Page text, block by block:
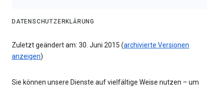
DATENSCHUTZERKLÄRUNG
Zuletzt geändert am: 30. Juni 2015 (archivierte Versionen
anzeigen)
Sie können unsere Dienste auf vielfältige Weise nutzen – um